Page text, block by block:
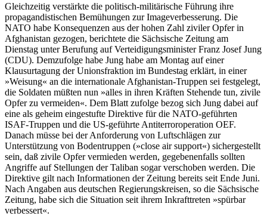
Gleichzeitig verstärkte die politisch-militärische Führung ihre
propagandistischen Bemühungen zur Imageverbesserung. Die
NATO habe Konsequenzen aus der hohen Zahl ziviler Opfer in
Afghanistan gezogen, berichtete die Sächsische Zeitung am
Dienstag unter Berufung auf Verteidigungsminister Franz Josef Jung
(CDU). Demzufolge habe Jung habe am Montag auf einer
Klausurtagung der Unionsfraktion im Bundestag erklärt, in einer
»Weisung« an die internationale Afghanistan-Truppen sei festgelegt,
die Soldaten müßten nun »alles in ihren Kräften Stehende tun, zivile
Opfer zu vermeiden«. Dem Blatt zufolge bezog sich Jung dabei auf
eine als geheim eingestufte Direktive für die NATO-geführten
ISAF-Truppen und die US-geführte Antiterroroperation OEF.
Danach müsse bei der Anforderung von Luftschlägen zur
Unterstützung von Bodentruppen (»close air support«) sichergestellt
sein, daß zivile Opfer vermieden werden, gegebenenfalls sollten
Angriffe auf Stellungen der Taliban sogar verschoben werden. Die
Direktive gilt nach Informationen der Zeitung bereits seit Ende Juni.
Nach Angaben aus deutschen Regierungskreisen, so die Sächsische
Zeitung, habe sich die Situation seit ihrem Inkrafttreten »spürbar
verbessert«.